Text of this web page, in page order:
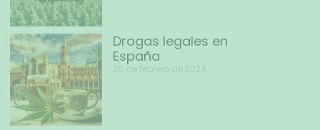
Drogas legales en
España
26 de febrero de 2024